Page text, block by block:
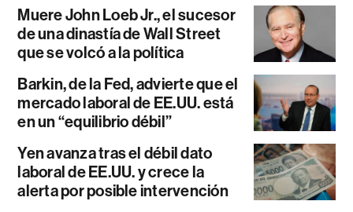
Muere John Loeb Jr., el sucesor
de una dinastía de Wall Street
que se volcó a la política
Barkin, de la Fed, advierte que el
mercado laboral de EE.UU. está
en un “equilibrio débil”
Yen avanza tras el débil dato
laboral de EE.UU. y crece la
alerta por posible intervención